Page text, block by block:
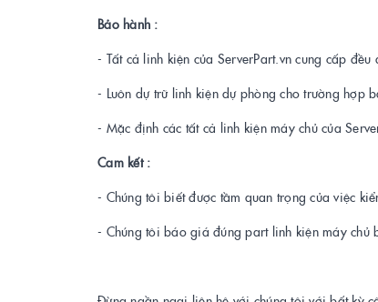
Bảo hành :
- Tất cả linh kiện của ServerPart.vn cung cấp
- Luôn dự trữ linh kiện dự phòng cho trường hợp
- Mặc định các tất cả linh kiện máy chủ của
Cam kết :
- Chúng tôi biết được tầm quan trọng của việc
- Chúng tôi báo giá đúng part linh kiện máy